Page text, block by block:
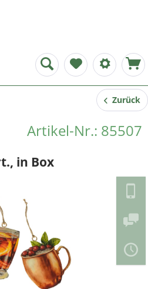
Zurück
Artikel-Nr.: 85507
in Box